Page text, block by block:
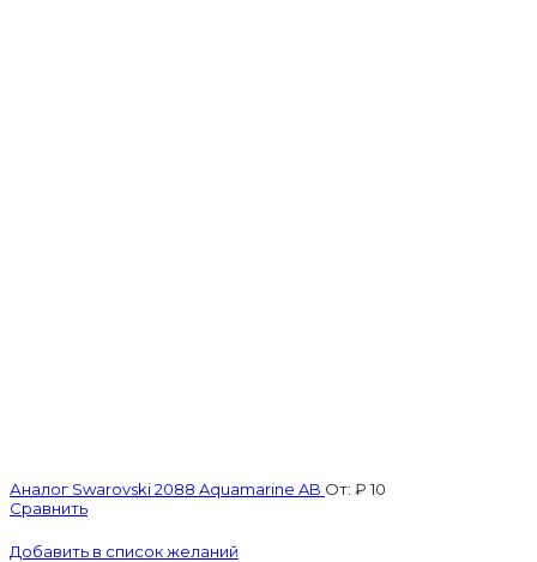
Аналог Swarovski 2088 Aquamarine AB От: ₽ 10
Сравнить
Добавить в список желаний